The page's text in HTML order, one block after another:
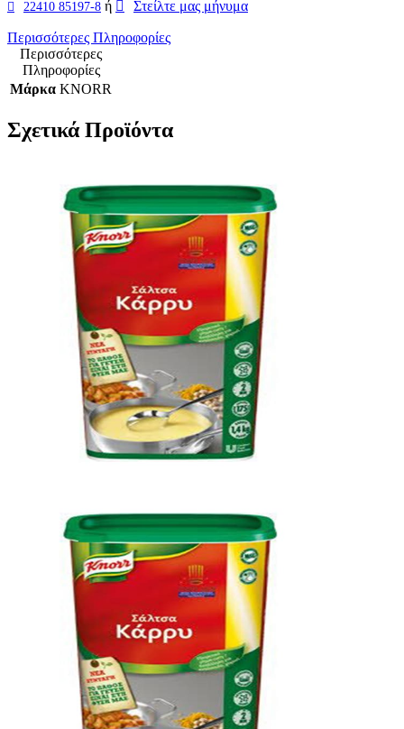
22410 85197-8 ή Στείλτε μας μήνυμα
Περισσότερες Πληροφορίες
Περισσότερες
Πληροφορίες
Μάρκα KNORR
Σχετικά Προϊόντα